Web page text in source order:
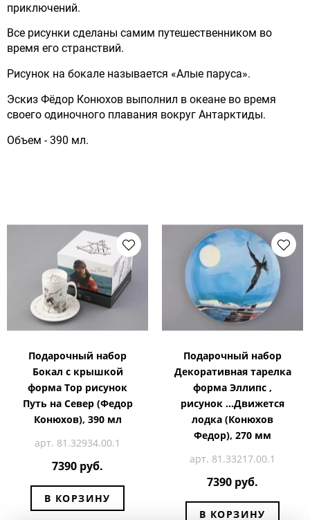
приключений.
Все рисунки сделаны самим путешественником во
время его странствий.
Рисунок на бокале называется «Алые паруса».
Эскиз Фёдор Конюхов выполнил в океане во время
своего одиночного плавания вокруг Антарктиды.
Объем - 390 мл.
Подарочный набор
Бокал с крышкой
форма Toр рисунок
Путь на Север (Федор
Конюхов), 390 мл
арт. 81.32934.00.1
7390 руб.
В КОРЗИНУ
Подарочный набор
Декоративная тарелка
форма Эллипс ,
рисунок …Движется
лодка (Конюхов
Федор), 270 мм
арт. 81.33217.00.1
7390 руб.
В КОРЗИНУ